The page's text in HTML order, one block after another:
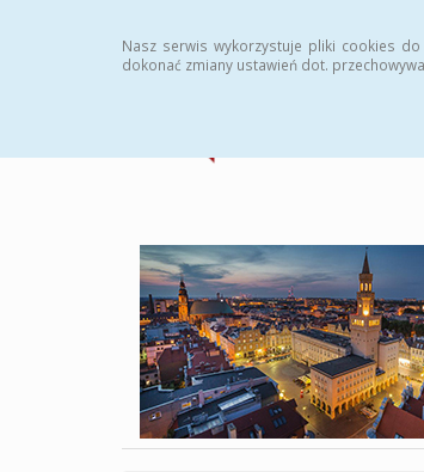
Nasz serwis wykorzystuje pliki cookies
dokonać zmiany ustawień dot.